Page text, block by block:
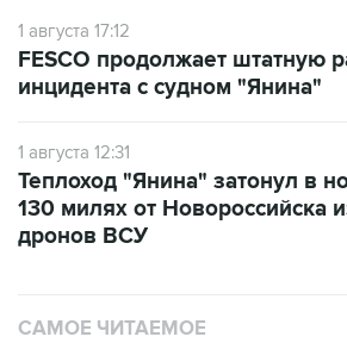
1 августа 17:12
FESCO продолжает штатную
инцидента с судном "Янина"
1 августа 12:31
Теплоход "Янина" затонул в
130 милях от Новороссийска
дронов ВСУ
САМОЕ ЧИТАЕМОЕ